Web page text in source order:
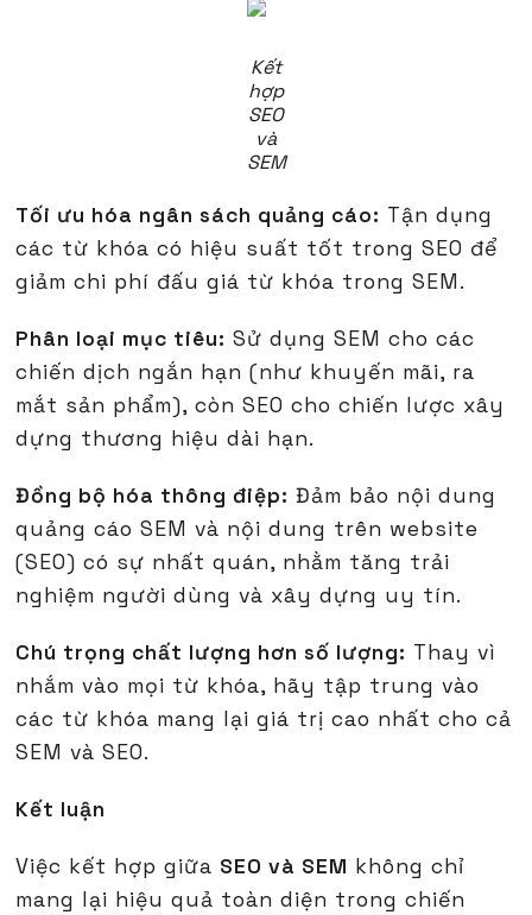
Kết
hợp
SEO
và
SEM
Tối ưu hóa ngân sách quảng cáo: Tận dụng
các từ khóa có hiệu suất tốt trong SEO để
giảm chi phí đấu giá từ khóa trong SEM.
Phân loại mục tiêu: Sử dụng SEM cho các
chiến dịch ngắn hạn (như khuyến mãi, ra
mắt sản phẩm), còn SEO cho chiến lược xây
dựng thương hiệu dài hạn.
Đồng bộ hóa thông điệp: Đảm bảo nội dung
quảng cáo SEM và nội dung trên website
(SEO) có sự nhất quán, nhằm tăng trải
nghiệm người dùng và xây dựng uy tín.
Chú trọng chất lượng hơn số lượng: Thay vì
nhắm vào mọi từ khóa, hãy tập trung vào
các từ khóa mang lại giá trị cao nhất cho cả
SEM và SEO.
Kết luận
Việc kết hợp giữa SEO và SEM không chỉ
mang lại hiệu quả toàn diện trong chiến